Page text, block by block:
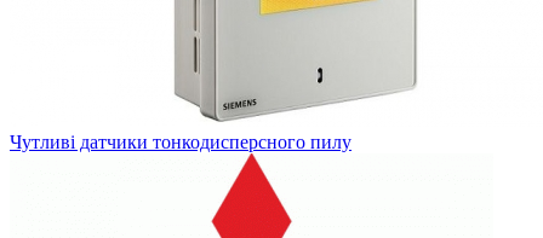
Чутливі датчики тонкодисперсного пилу